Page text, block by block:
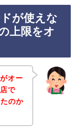
が使えな
上限をオ
オー
で
のか